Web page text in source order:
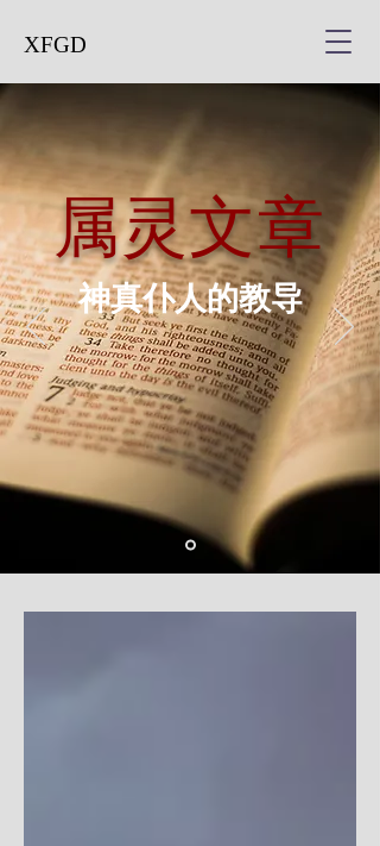
XFGD
属灵文章
神真仆人的教导